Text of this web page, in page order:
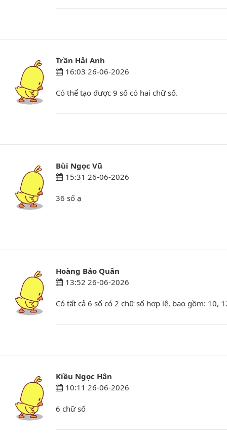
Trần Hải Anh
16:03 26-06-2026
Có thể tạo được 9 số có hai chữ số.
Bùi Ngọc Vũ
15:31 26-06-2026
36 số ạ
Hoàng Bảo Quân
13:52 26-06-2026
Có tất cả 6 số có 2 chữ số hợp lệ, bao gồm: 10,
Kiều Ngọc Hân
10:11 26-06-2026
6 chữ số